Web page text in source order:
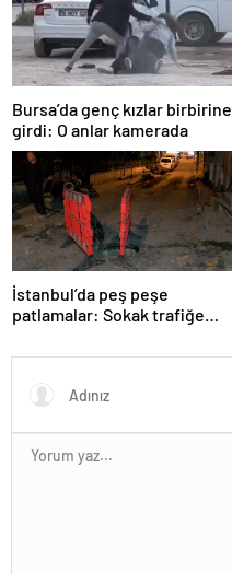
Bursa’da genç kızlar birbirine
girdi: O anlar kamerada
İstanbul’da peş peşe
patlamalar: Sokak trafiğe